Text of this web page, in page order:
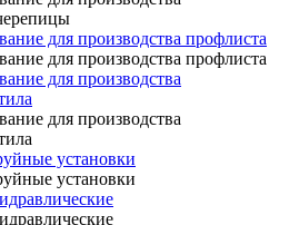
для производства профлиста
для производства профлиста
для производства
для производства
установки
установки